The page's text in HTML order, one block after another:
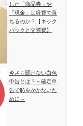
した「商品券」や
「現金」は経費で落
ちるのか？【キック
バックと交際費】
今さら聞けない白色
申告とは？～確定申
告で恥をかかないた
めに～